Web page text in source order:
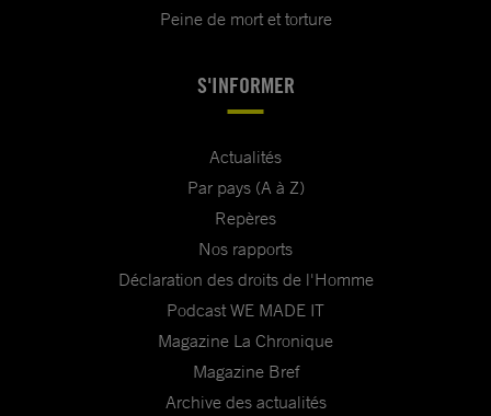
Peine de mort et torture
S'INFORMER
Actualités
Par pays (A à Z)
Repères
Nos rapports
Déclaration des droits de l'Homme
Podcast WE MADE IT
Magazine La Chronique
Magazine Bref
Archive des actualités